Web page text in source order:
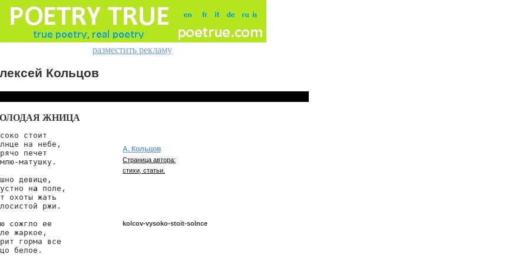
разместить рекламу
Кольцов
ЖНИЦА
стоит
на небе,
печет
матушку.
девице,
на поле,
охоты жать
ржи.
сожгло ее
жаркое,
горма все
белое.
А. Кольцов
Страница автора:
стихи, статьи.
kolcov-vysoko-stoit-solnce